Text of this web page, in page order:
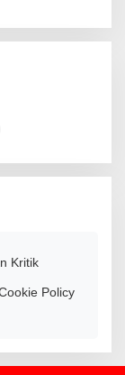
Kritik
Policy